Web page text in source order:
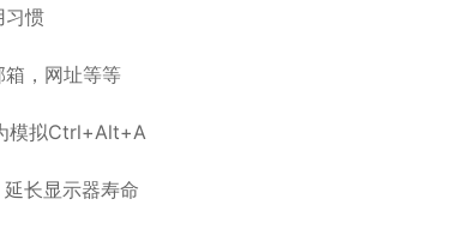
习惯
，网址等等
模拟Ctrl+Alt+A
长显示器寿命